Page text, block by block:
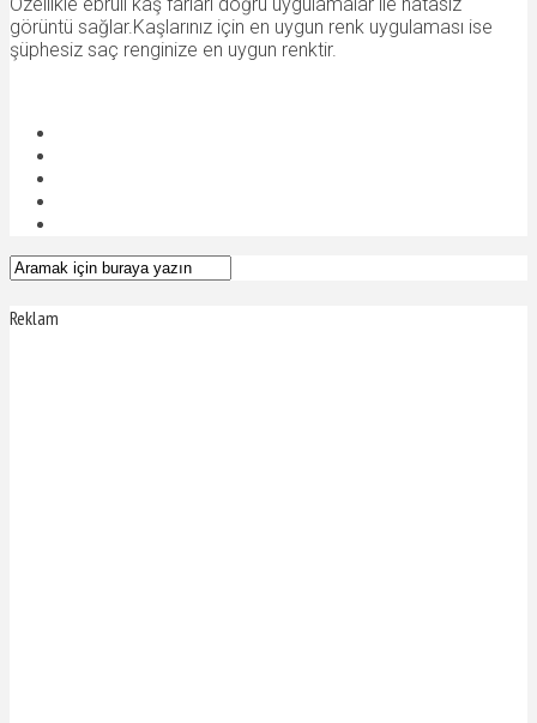
görüntü sağlar.Kaşlarınız için en uygun renk uygulaması ise
şüphesiz saç renginize en uygun renktir.
Reklam